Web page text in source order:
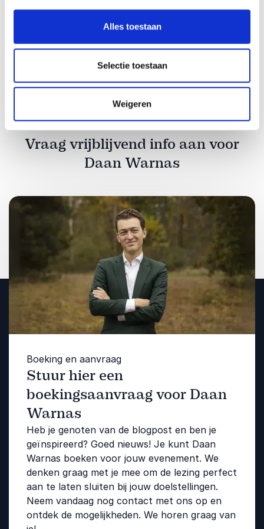
Alles toestaan
Selectie toestaan
Weigeren
Vraag vrijblijvend info aan voor
Daan Warnas
Boeking en aanvraag
Stuur hier een
boekingsaanvraag voor Daan
Warnas
Heb je genoten van de blogpost en ben je
geïnspireerd? Goed nieuws! Je kunt Daan
Warnas boeken voor jouw evenement. We
denken graag met je mee om de lezing perfect
aan te laten sluiten bij jouw doelstellingen.
Neem vandaag nog contact met ons op en
ontdek de mogelijkheden. We horen graag van